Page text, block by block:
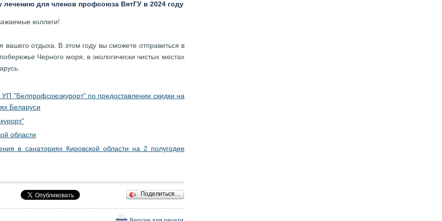
для членов профсоюза ВятГУ в 2024 году
коллеги!
отдыха. В этом году вы сможете отправиться в
Черного моря, в экологически чистых местах
"Белпрофсоюзкурорт" по предоставлении скидки на
Беларуси
области
в санаториях Кировской области на 2 полугодие
Поделиться…